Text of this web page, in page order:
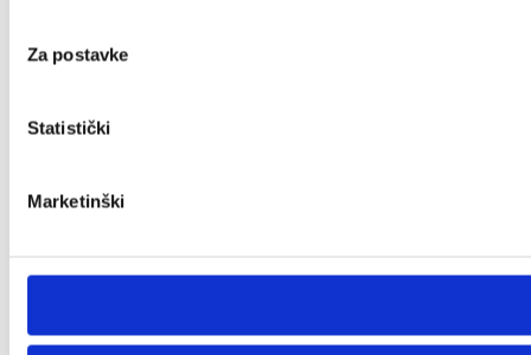
Za postavke
Statistički
Marketinški